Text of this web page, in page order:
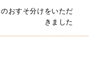
おすそ分けをいただ
きました